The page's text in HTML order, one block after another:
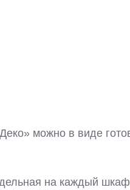
можно в виде
на каждый шкаф